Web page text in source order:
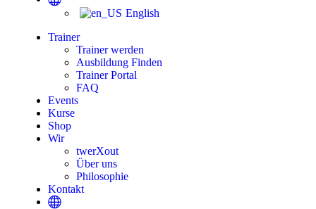
English
Trainer
Trainer werden
Ausbildung Finden
Trainer Portal
FAQ
Events
Kurse
Shop
Wir
twerXout
Über uns
Philosophie
Kontakt